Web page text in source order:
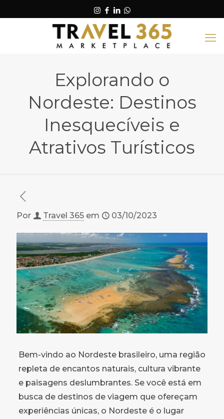
Explorando o
Nordeste: Destinos
Inesquecíveis e
Atrativos Turísticos
Por Travel 365 em 03/10/2023
Bem-vindo ao Nordeste brasileiro, uma região
repleta de encantos naturais, cultura vibrante
e paisagens deslumbrantes. Se você está em
busca de destinos de viagem que ofereçam
experiências únicas, o Nordeste é o lugar